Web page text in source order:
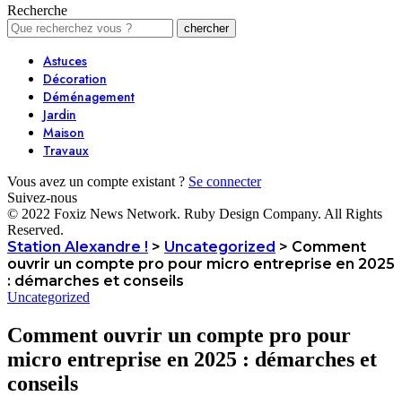
Recherche
Astuces
Décoration
Déménagement
Jardin
Maison
Travaux
Vous avez un compte existant ? Se connecter
Suivez-nous
© 2022 Foxiz News Network. Ruby Design Company. All Rights
Reserved.
Station Alexandre ! > Uncategorized > Comment
ouvrir un compte pro pour micro entreprise en 2025
: démarches et conseils
Uncategorized
Comment ouvrir un compte pro pour
micro entreprise en 2025 : démarches et
conseils